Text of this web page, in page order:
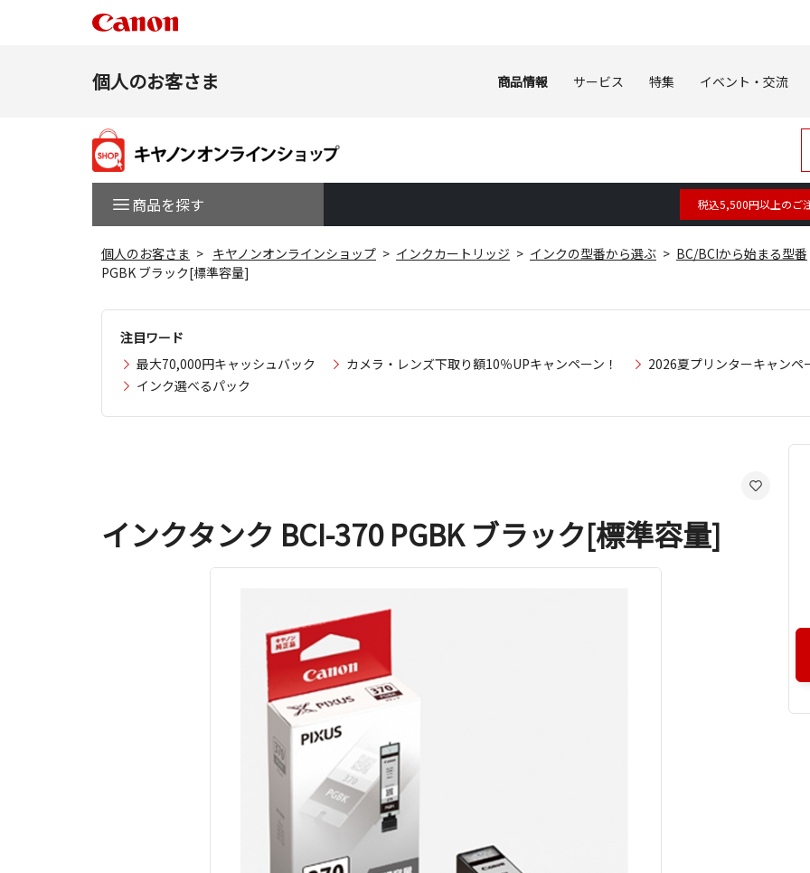
個人のお客さま 商品情報 サービス 特集 イベント・交流
商品を探す 税込5,500円以上のご
個人のお客さま キヤノンオンラインショップ インクカートリッジ インクの型番から選ぶ
BC/BCIから始まる型番
PGBK ブラック[標準容量]
注目ワード
最大70,000円キャッシュバック
カメラ・レンズ下取り額10％UPキャンペーン！
2026夏プリンターキャンペ
インク選べるパック
インクタンク BCI-370 PGBK ブラック[標準容量]